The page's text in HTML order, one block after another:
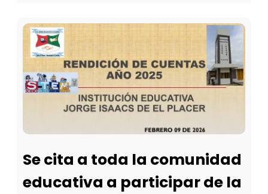
Se cita a toda la comunidad
educativa a participar de la